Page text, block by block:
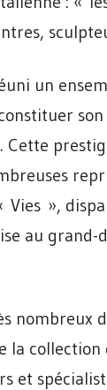
un
. Cette
Vies »,
au grand-
nombreux
la collection
et